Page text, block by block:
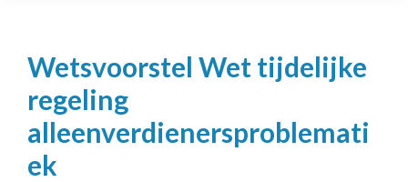
Wetsvoorstel Wet tijdelijke
regeling
alleenverdienersproblemati
ek